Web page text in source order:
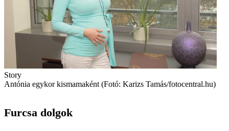
Story
Antónia egykor kismamaként (Fotó: Karizs Tamás/fotocentral.hu)
Furcsa dolgok